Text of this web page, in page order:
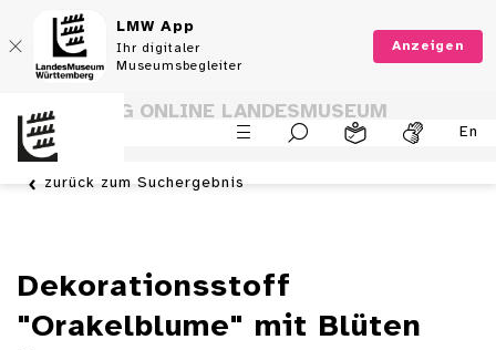
LMW App
Ihr digitaler
Museumsbegleiter
Anzeigen
En
SAMMLUNG ONLINE LANDESMUSEUM
WÜRTTEMBERG
zurück zum Suchergebnis
Dekorationsstoff
"Orakelblume" mit Blüten